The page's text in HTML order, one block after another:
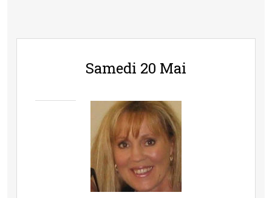
Samedi 20 Mai